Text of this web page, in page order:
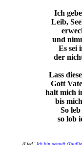
Ich
Leib,
und
Es sei
der
Lass
Gott
halt mich
bis
So
so lob
(Lied 'Ich bin getauft